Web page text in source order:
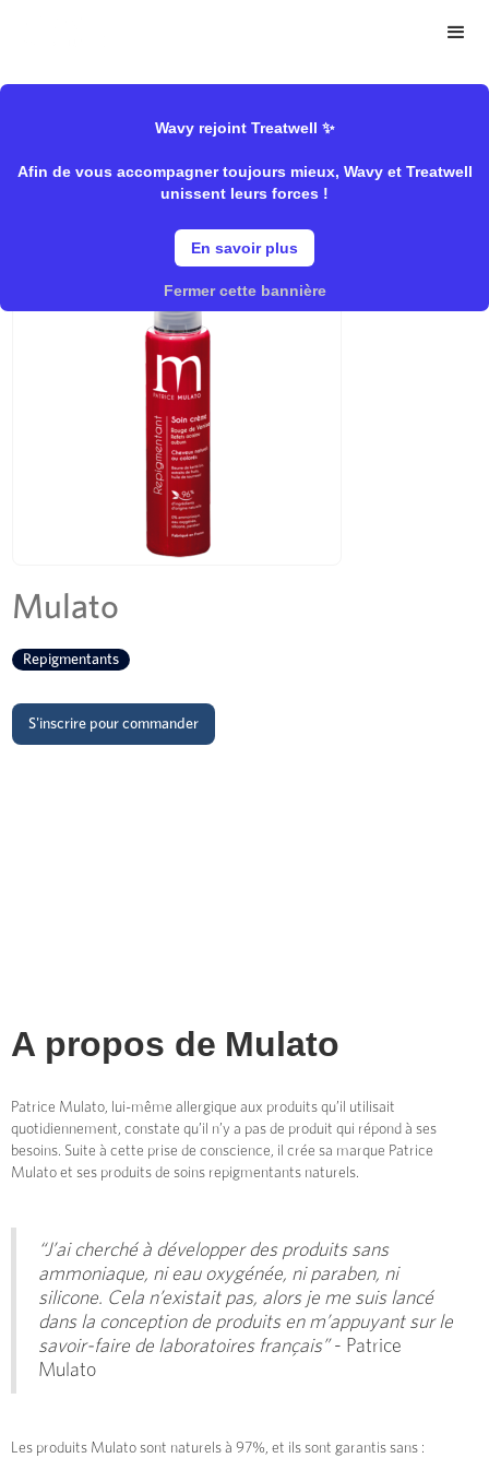
Wavy rejoint Treatwell ✨
Afin de vous accompagner toujours mieux, Wavy et Treatwell
unissent leurs forces !
En savoir plus
Fermer cette bannière
direct","Rentrée/Raviver sa couleur
Rouge De Venise
Mulato
Repigmentants
S'inscrire pour commander
A propos de Mulato
Patrice Mulato, lui-même allergique aux produits qu’il utilisait
quotidiennement, constate qu’il n’y a pas de produit qui répond à ses
besoins. Suite à cette prise de conscience, il crée sa marque Patrice
Mulato et ses produits de soins repigmentants naturels.
“J’ai cherché à développer des produits sans
ammoniaque, ni eau oxygénée, ni paraben, ni
silicone. Cela n’existait pas, alors je me suis lancé
dans la conception de produits en m’appuyant sur le
savoir-faire de laboratoires français”- Patrice
Mulato
Les produits Mulato sont naturels à 97%, et ils sont garantis sans :